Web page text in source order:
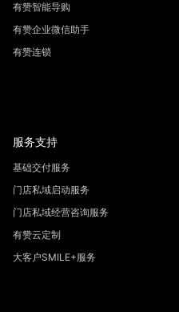
有赞智能导购
有赞企业微信助手
有赞连锁
服务支持
基础交付服务
门店私域启动服务
门店私域经营咨询服务
有赞云定制
大客户SMILE+服务